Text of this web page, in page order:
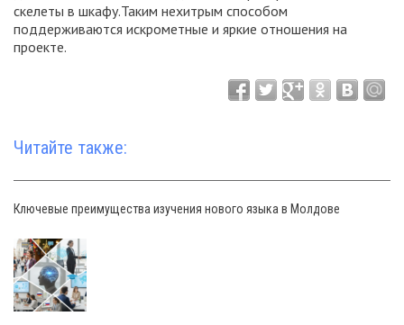
скелеты в шкафу.Таким нехитрым способом
поддерживаются искрометные и яркие отношения на
проекте.
Читайте также:
Ключевые преимущества изучения нового языка в Молдове